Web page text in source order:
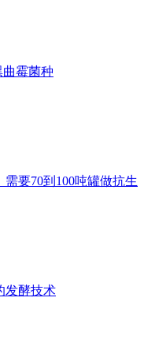
霉菌种
要70到100吨罐做抗生
发酵技术